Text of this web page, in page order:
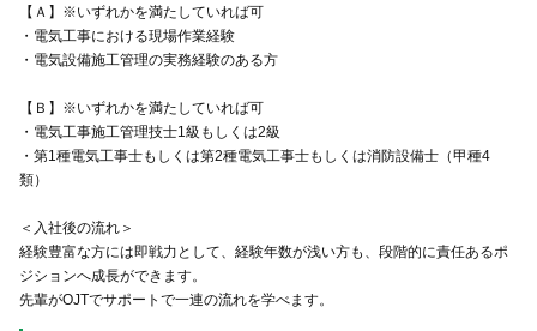
【Ａ】※いずれかを満たしていれば可
・電気工事における現場作業経験
・電気設備施工管理の実務経験のある方
【Ｂ】※いずれかを満たしていれば可
・電気工事施工管理技士1級もしくは2級
・第1種電気工事士もしくは第2種電気工事士もしくは消防設備士（甲種4
類）
＜入社後の流れ＞
経験豊富な方には即戦力として、経験年数が浅い方も、段階的に責任あるポ
ジションへ成長ができます。
先輩がOJTでサポートで一連の流れを学べます。